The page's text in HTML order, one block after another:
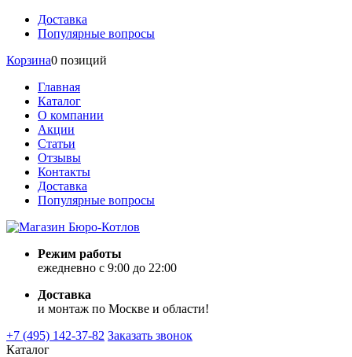
Доставка
Популярные вопросы
Корзина0 позиций
Главная
Каталог
О компании
Акции
Статьи
Отзывы
Контакты
Доставка
Популярные вопросы
Режим работы
ежедневно с 9:00 до 22:00
Доставка
и монтаж по Москве и области!
+7 (495) 142-37-82 Заказать звонок
Каталог